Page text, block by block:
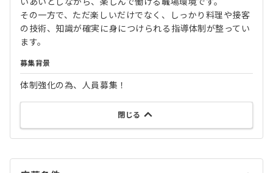
その一方で、ただ楽しいだけでなく、しっかり料理や接客
の技術、知識が確実に身につけられる指導体制が整ってい
ます。
募集背景
体制強化の為、人員募集！
閉じる